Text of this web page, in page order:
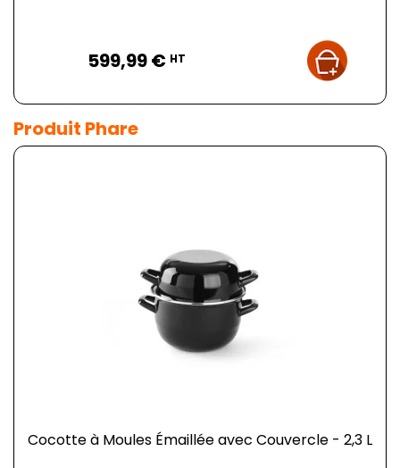
599,99 € HT
Produit Phare
Cocotte à Moules Émaillée avec Couvercle - 2,3 L